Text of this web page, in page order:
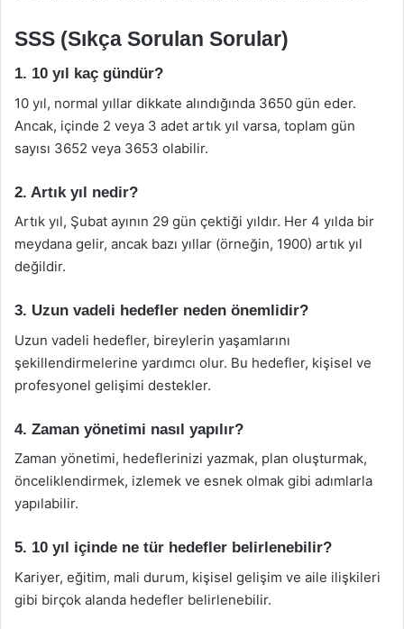
SSS (Sıkça Sorulan Sorular)
1. 10 yıl kaç gündür?
10 yıl, normal yıllar dikkate alındığında 3650 gün eder.
Ancak, içinde 2 veya 3 adet artık yıl varsa, toplam gün
sayısı 3652 veya 3653 olabilir.
2. Artık yıl nedir?
Artık yıl, Şubat ayının 29 gün çektiği yıldır. Her 4 yılda bir
meydana gelir, ancak bazı yıllar (örneğin, 1900) artık yıl
değildir.
3. Uzun vadeli hedefler neden önemlidir?
Uzun vadeli hedefler, bireylerin yaşamlarını
şekillendirmelerine yardımcı olur. Bu hedefler, kişisel ve
profesyonel gelişimi destekler.
4. Zaman yönetimi nasıl yapılır?
Zaman yönetimi, hedeflerinizi yazmak, plan oluşturmak,
önceliklendirmek, izlemek ve esnek olmak gibi adımlarla
yapılabilir.
5. 10 yıl içinde ne tür hedefler belirlenebilir?
Kariyer, eğitim, mali durum, kişisel gelişim ve aile ilişkileri
gibi birçok alanda hedefler belirlenebilir.